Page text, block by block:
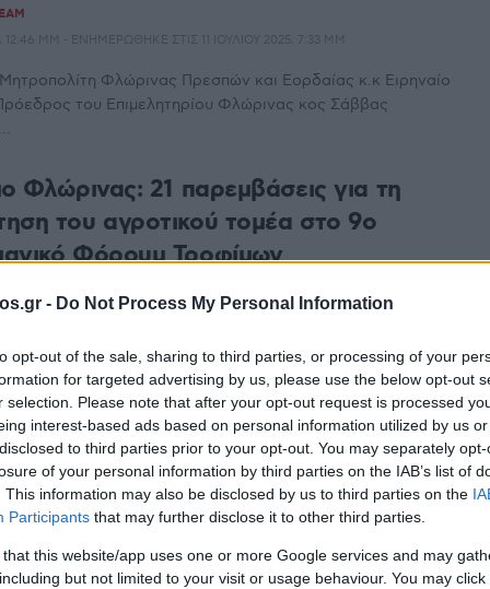
- Do Not Process My Personal Information
opt-out of the sale, sharing to third parties, or processing of your
for targeted advertising by us, please use the below opt-out
selection. Please note that after your opt-out request is processed
interest-based ads based on personal information utilized by us
to third parties prior to your opt-out. You may separately
of your personal information by third parties on the IAB’s list of
This information may also be disclosed by us to third parties on the
Participants that may further disclose it to other third parties.
that this website/app uses one or more Google services and may
but not limited to your visit or usage behaviour. You may
12:46 ΜΜ - ΕΝΗΜΕΡΏΘΗΚΕ ΣΤΙΣ 11 ΙΟΥΛΊΟΥ 2025, 7:33 ΜΜ
Φλώρινας Πρεσπών και Εορδαίας κ.κ Ειρηναίο
του Επιμελητηρίου Φλώρινας κος Σάββας
Φλώρινας: 21 παρεμβάσεις για τη
του αγροτικού τομέα στο 9ο
Φόρουμ Τροφίμων
9:15 ΠΜ - ΕΝΗΜΕΡΏΘΗΚΕ ΣΤΙΣ 11 ΙΟΥΛΊΟΥ 2025, 7:33 ΜΜ
21 ανώτατων κυβερνητικών και θεσμικών εκπροσώπων, καθώς
και γερμανικών εταιρειών του κλάδου τροφίμων
Φόρουμ Τροφίμων την Τρίτη
στο Επιμελητήριο Φλώρινας
12:43 ΜΜ - ΕΝΗΜΕΡΏΘΗΚΕ ΣΤΙΣ 11 ΙΟΥΛΊΟΥ 2025, 7:34 ΜΜ